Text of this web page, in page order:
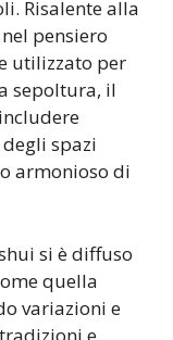
Risalente alla
pensiero
utilizzato per
sepoltura, il
degli spazi
armonioso di
si è diffuso
quella
variazioni e
e